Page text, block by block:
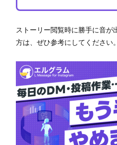
ストーリー閲覧時に勝手に音が
方は、ぜひ参考にしてください。